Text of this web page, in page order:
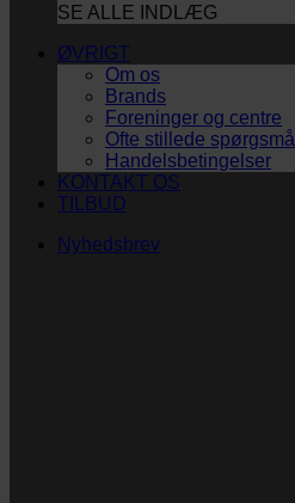
SE ALLE INDLÆG
ØVRIGT
Om os
Brands
Foreninger og centre
Ofte stillede spørgsmål
Handelsbetingelser
KONTAKT OS
TILBUD
Nyhedsbrev